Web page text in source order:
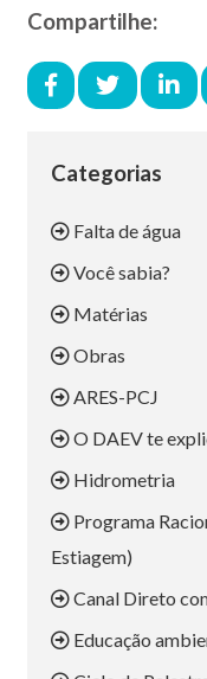
Compartilhe:
Categorias
Falta de água
Você sabia?
Matérias
Obras
ARES-PCJ
O DAEV te
Hidrometria
Programa
Estiagem)
Canal Direto
Educação